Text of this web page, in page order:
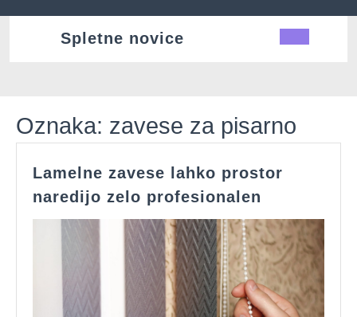
Spletne novice
Oznaka: zavese za pisarno
Lamelne zavese lahko prostor
naredijo zelo profesionalen
lahko
prostor
naredijo
zelo